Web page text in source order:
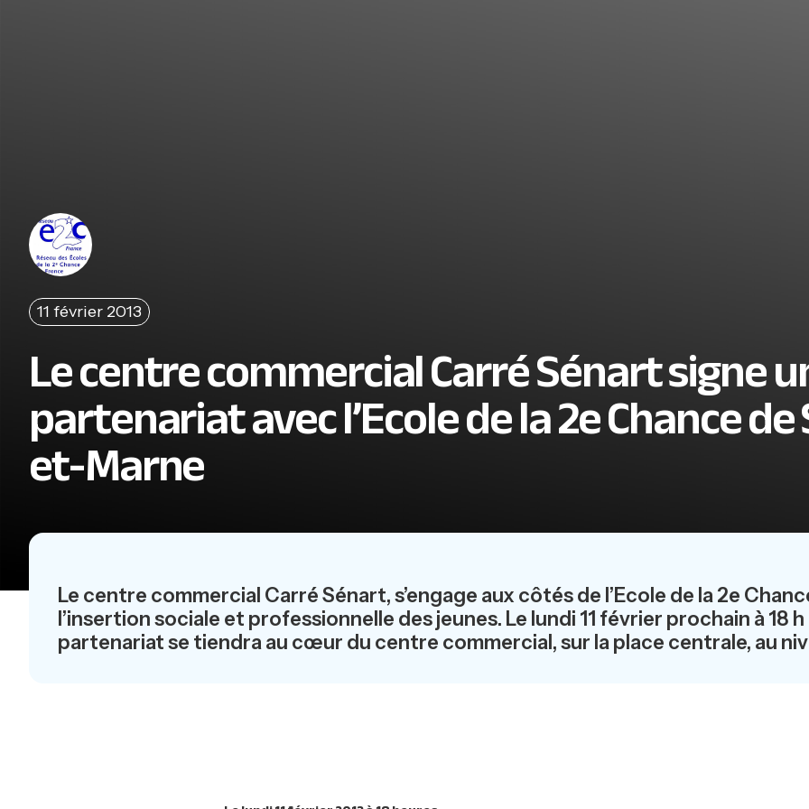
11 février 2013
Le centre commercial Carré Sénart signe
partenariat avec l’Ecole de la 2e Chance
et-Marne
Le centre commercial Carré Sénart, s’engage aux côtés de l’Ecole de la 2e
l’insertion sociale et professionnelle des jeunes. Le lundi 11 février prochain à 18
partenariat se tiendra au cœur du centre commercial, sur la place centrale, au